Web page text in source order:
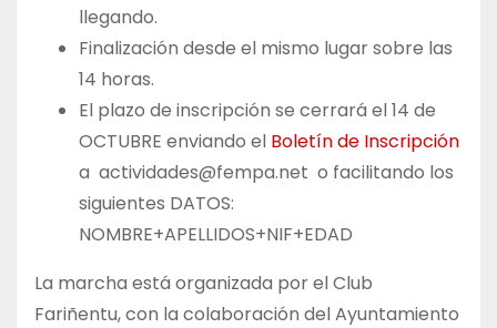
llegando.
Finalización desde el mismo lugar sobre las
14 horas.
El plazo de inscripción se cerrará el 14 de
OCTUBRE enviando el Boletín de Inscripción
a actividades@fempa.net o facilitando los
siguientes DATOS:
NOMBRE+APELLIDOS+NIF+EDAD
La marcha está organizada por el Club
Fariñentu, con la colaboración del Ayuntamiento